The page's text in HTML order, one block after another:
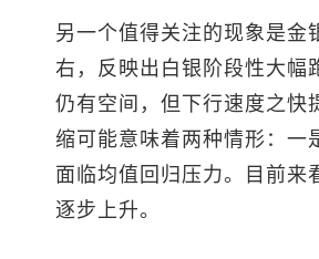
另一个值得关注的现象是金
右，反映出白银阶段性大幅
仍有空间，但下行速度之快
缩可能意味着两种情形：一
面临均值回归压力。目前来
逐步上升。